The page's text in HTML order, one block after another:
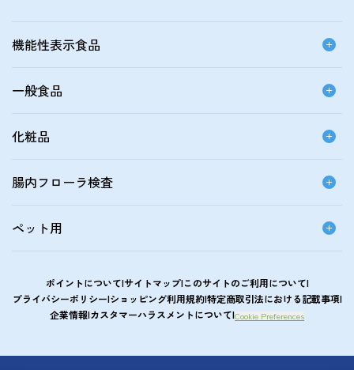
機能性表示食品
一般食品
化粧品
腸内フローラ検査
ペット用
ポイントについて サイトマップこのサイトのご利用について
プライバシーポリシー ショッピング利用規約特定商取引法における記載事項
企業情報 カスタマーハラスメントについて Cookie Preferences